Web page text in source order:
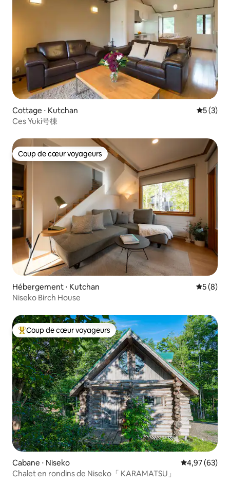
Cottage ⋅ Kutchan
5 (3)
Ces Yuki号棟
Coup de cœur voyageurs
Coup de cœur voyageurs
Hébergement ⋅ Kutchan
5 (8)
Niseko Birch House
Coups de cœur voyageurs les plus appréciés
Coup de cœur voyageurs
Cabane ⋅ Niseko Évaluation
4,97 (63)
Chalet en rondins de Niseko「 KARAMATSU」